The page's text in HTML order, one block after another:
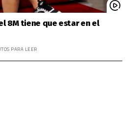
8M tiene que estar en el
PARA LEER